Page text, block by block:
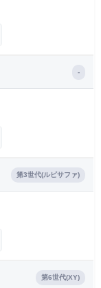
-
第3世代(ルビサファ)
第6世代(XY)